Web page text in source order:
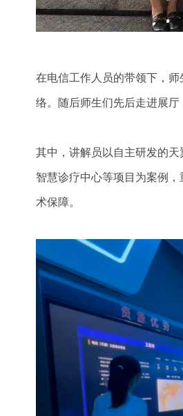
在电信工作人员的带领下，
络。随后师生们先后走进展
其中，讲解员以自主研发的
智慧诊疗中心等项目为案例
术保障。